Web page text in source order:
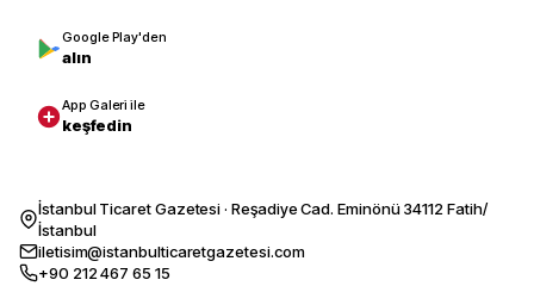
Google Play'den
alın
App Galeri ile
keşfedin
İstanbul Ticaret Gazetesi · Reşadiye Cad. Eminönü 34112 Fatih/
İstanbul
iletisim@istanbulticaretgazetesi.com
+90 212 467 65 15